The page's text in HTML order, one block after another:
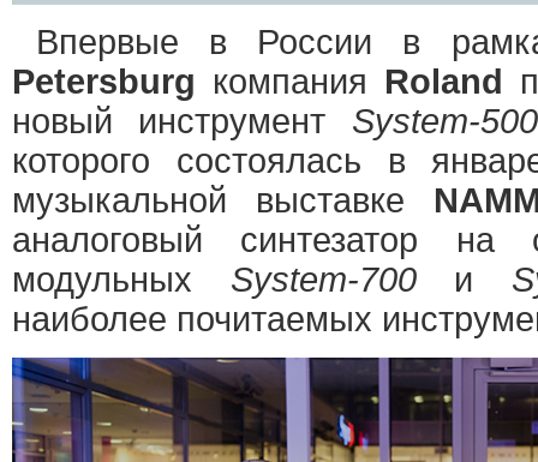
Впервые в России в
Petersburg компания Roland
новый инструмент System-500
которого состоялась в
музыкальной выставке
аналоговый синтезатор на
модульных System-700и
наиболее почитаемых